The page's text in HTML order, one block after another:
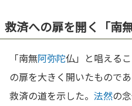
救済への扉を開く「南
「南無阿弥陀仏」と唱える
の扉を大きく開いたもので
救済の道を示した。 法然の